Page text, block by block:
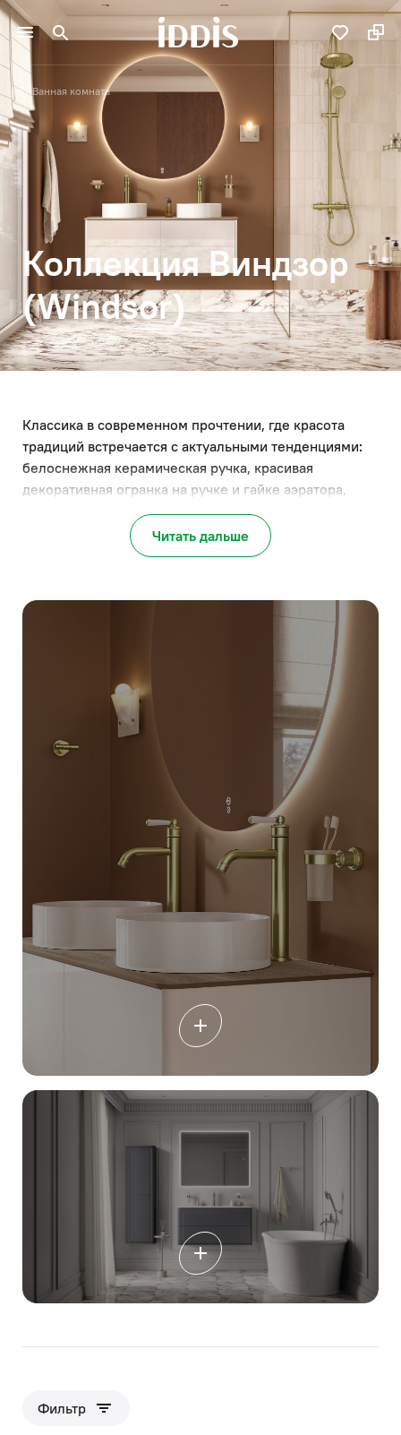
Ванная комната
Коллекция Виндзор
(Windsor)
Классика в современном прочтении, где красота
традиций встречается с актуальными тенденциями:
белоснежная керамическая ручка, красивая
декоративная огранка на ручке и гайке аэратора,
цилиндрические формы, что превращает смеситель в
произведение искусства. Сочетается с разными
стилями и станет гармоничным дополнением
же время современно.
Читать дальше
Фильтр